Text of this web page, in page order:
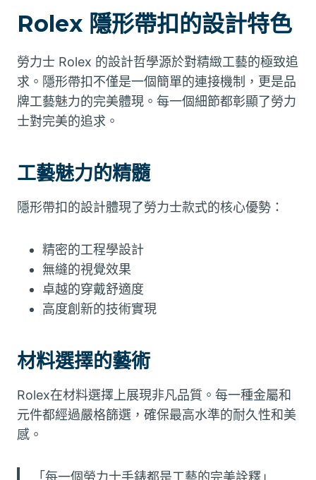
Rolex 隱形帶扣的設計特色
勞力士 Rolex 的設計哲學源於對精緻工藝的極致追
求。隱形帶扣不僅是一個簡單的連接機制，更是品
牌工藝魅力的完美體現。每一個細節都彰顯了勞力
士對完美的追求。
工藝魅力的精髓
隱形帶扣的設計體現了勞力士款式的核心優勢：
精密的工程學設計
無縫的視覺效果
卓越的穿戴舒適度
高度創新的技術實現
材料選擇的藝術
Rolex在材料選擇上展現非凡品質。每一種金屬和
元件都經過嚴格篩選，確保最高水準的耐久性和美
感。
「每一個勞力士手錶都是工藝的完美詮釋」